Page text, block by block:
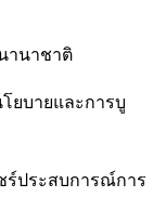
านาชาติ
ยบายและการบู
ร์ประสบการณ์การ